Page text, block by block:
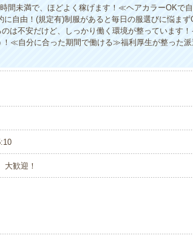
間未満で、ほどよく稼げます！≪ヘアカラーOKで
自由！(規定有)制服があると毎日の服選びに悩ま
は不安だけど、しっかり働く環境が整っています
！≪自分に合った期間で働ける≫福利厚生が整った
大歓迎！